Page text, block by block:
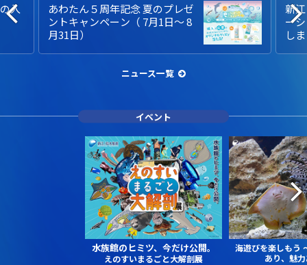
入
あわたん５周年記念 夏のプレゼ
ントキャンペーン（ 7月1日～ 8
月31日）
新
ー
し
ニュース一覧
イベント
水族館のヒミツ、今だけ公開。
えのすいまるごと大解剖展
海遊びを楽しもう
あり、魅